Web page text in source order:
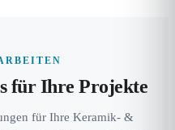
für Ihre Projekte
für Ihre Keramik- &